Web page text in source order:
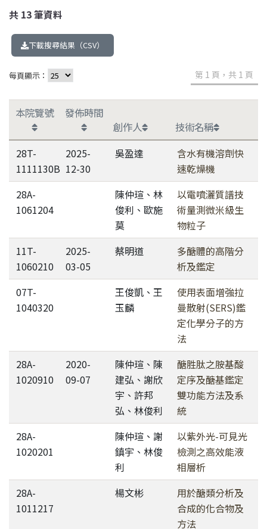
共 13筆資料
下載搜尋結果（CSV）
每頁顯示： 第 1 頁，共 1 頁
本院覽號
發佈時間
創作人
技術名稱
28T-
1111130B
2025-
12-30
吳盈達
含水有機溶劑快
速乾燥機
28A-
1061204
陳仲瑄、林
俊利、歐施
莫
以電噴灑質譜技
術量測微米級生
物粒子
11T-
1060210
2025-
03-05
蔡明道
多醣體的高階分
析及鑑定
07T-
1040320
王俊凱、王
玉麟
使用表面增強拉
曼散射(SERS)鑑
定化學分子的方
法
28A-
1020910
2020-
09-07
陳仲瑄、陳
建弘、謝欣
宇、許邦
弘、林俊利
醣胜肽之胺基酸
定序及醣基鑑定
雙功能方法及系
統
28A-
1020201
陳仲瑄、謝
鎮宇、林俊
利
以紫外光-可見光
檢測之高效能液
相層析
28A-
1011217
楊文彬
用於醣類分析及
合成的化合物及
方法